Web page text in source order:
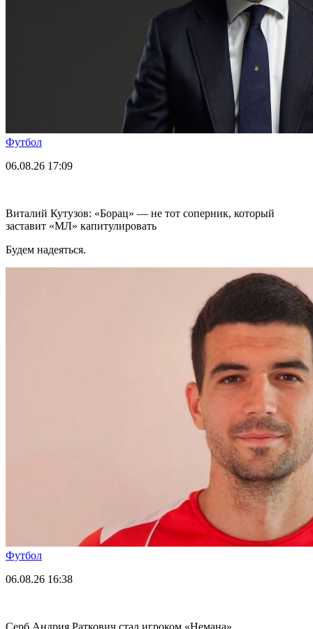
Футбол
06.08.26 17:09
Виталий Кутузов: «Борац» — не тот соперник, который
заставит «МЛ» капитулировать
Будем надеяться.
Футбол
06.08.26 16:38
Серб Андрия Раткович стал игроком «Немана»